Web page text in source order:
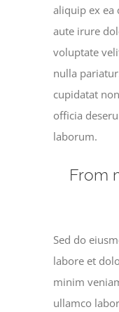
aliquip ex ea
aute irure
voluptate
nulla
cupidatat
officia
laborum.
From
Sed do
labore et
minim
ullamco